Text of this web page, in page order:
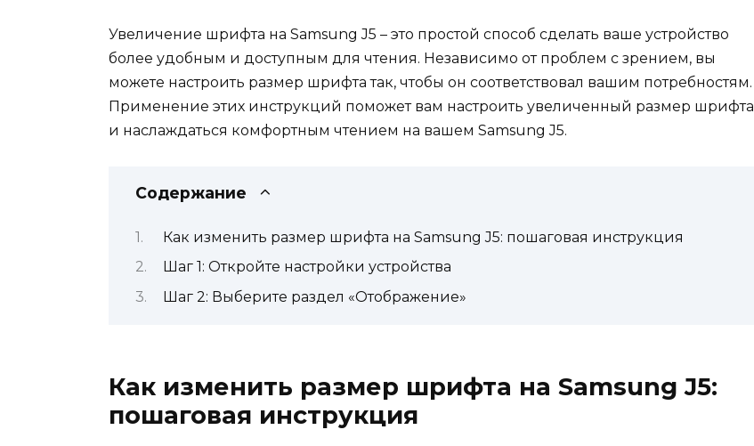
Увеличение шрифта на Samsung J5 – это простой способ сделать ваше устройство
более удобным и доступным для чтения. Независимо от проблем с зрением, вы
можете настроить размер шрифта так, чтобы он соответствовал вашим потребностям.
Применение этих инструкций поможет вам настроить увеличенный размер шрифта
и наслаждаться комфортным чтением на вашем Samsung J5.
Содержание
Как изменить размер шрифта на Samsung J5: пошаговая инструкция
Шаг 1: Откройте настройки устройства
Шаг 2: Выберите раздел «Отображение»
Как изменить размер шрифта на Samsung J5:
пошаговая инструкция